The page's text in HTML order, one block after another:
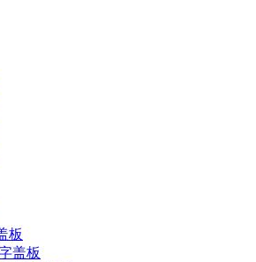
板
盖板